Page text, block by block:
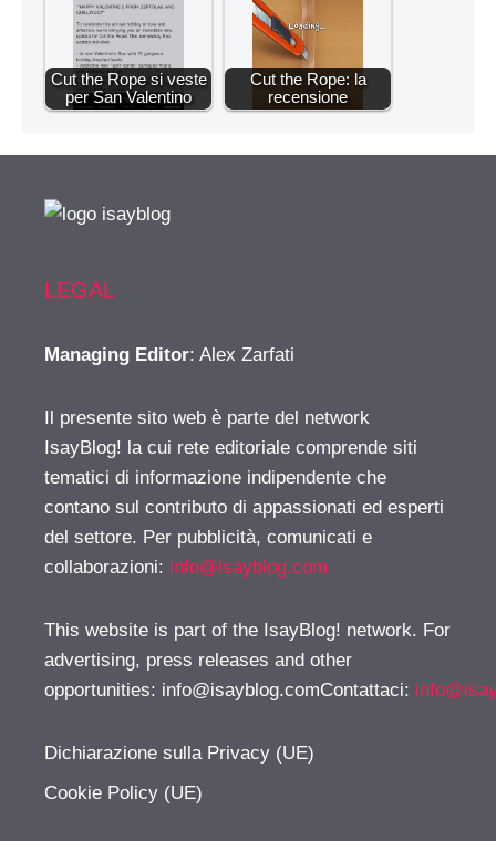
Cut the Rope si veste
per San Valentino
Cut the Rope: la
recensione
LEGAL
Managing Editor: Alex Zarfati
Il presente sito web è parte del network
IsayBlog! la cui rete editoriale comprende siti
tematici di informazione indipendente che
contano sul contributo di appassionati ed esperti
del settore. Per pubblicità, comunicati e
collaborazioni: info@isayblog.com
This website is part of the IsayBlog! network. For
advertising, press releases and other
opportunities: info@isayblog.comContattaci:
Dichiarazione sulla Privacy (UE)
Cookie Policy (UE)